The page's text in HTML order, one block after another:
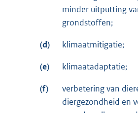
minder uitputting
grondstoffen;
(d) klimaatmitigatie;
(e) klimaatadaptatie;
(f)
verbetering van
diergezondheid en